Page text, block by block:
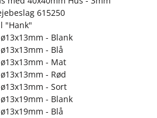
615250
"Hank"
- Blank
- Blå
- Mat
- Rød
- Sort
- Blank
- Blå